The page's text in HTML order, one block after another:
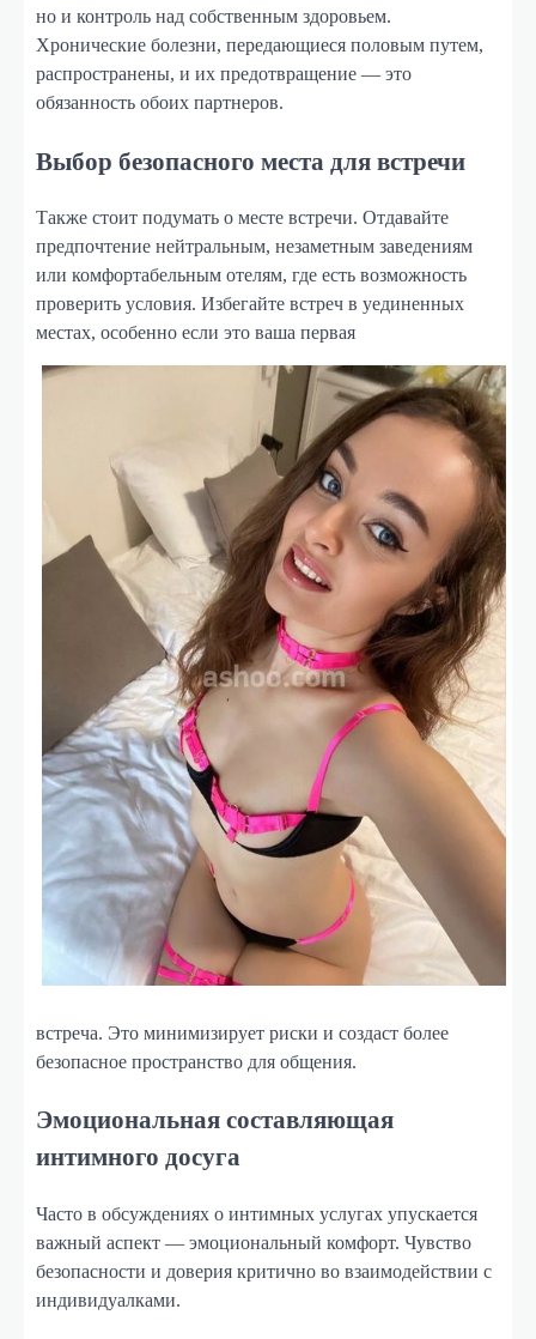
но и контроль над собственным здоровьем.
Хронические болезни, передающиеся половым путем,
распространены, и их предотвращение — это
обязанность обоих партнеров.
Выбор безопасного места для встречи
Также стоит подумать о месте встречи. Отдавайте
предпочтение нейтральным, незаметным заведениям
или комфортабельным отелям, где есть возможность
проверить условия. Избегайте встреч в уединенных
местах, особенно если это ваша первая
встреча. Это минимизирует риски и создаст более
безопасное пространство для общения.
Эмоциональная составляющая
интимного досуга
Часто в обсуждениях о интимных услугах упускается
важный аспект — эмоциональный комфорт. Чувство
безопасности и доверия критично во взаимодействии с
индивидуалками.